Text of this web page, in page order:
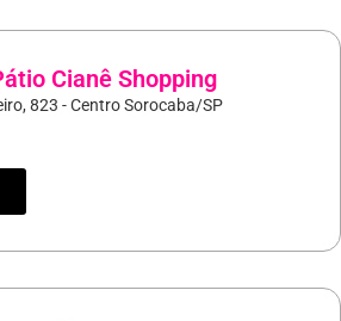
Cianê Shopping
823 - Centro Sorocaba/SP